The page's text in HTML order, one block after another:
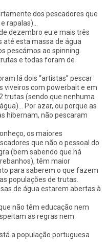
dos pescadores que
rapalas)…
dezembro eu e mais três
esta massa de água
pescámos ao spinning.
e todas foram de
lá dois “artistas” pescar
viveiros com powerbait e em
trutas (sendo que nenhuma
Por azar, ou porque as
hibernam, não pescaram
os maiores
que não o pessoal do
(bem sabendo que há
têm maior
para saberem o que fazem
populações de trutas.
de água estarem abertas à
não têm educação nem
as regras nem
a população portuguesa